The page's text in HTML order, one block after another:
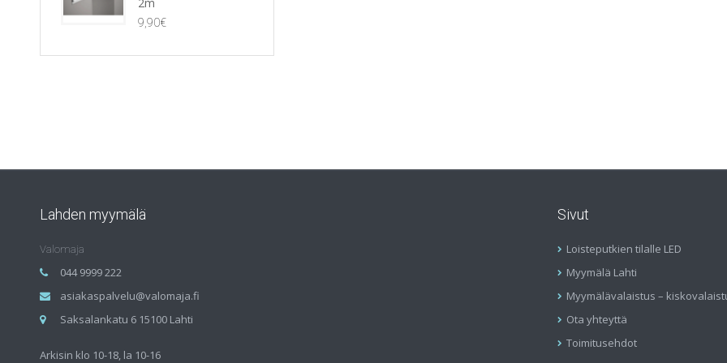
9,90€
Lahden myymälä
Valomaja
044 9999 222
asiakaspalvelu@valomaja.fi
Saksalankatu 6 15100 Lahti
Arkisin klo 10-18, la 10-16
Sivut
Loisteputkien tilalle LED
Myymälä Lahti
Myymälävalaistus –
Ota yhteyttä
Toimitusehdot